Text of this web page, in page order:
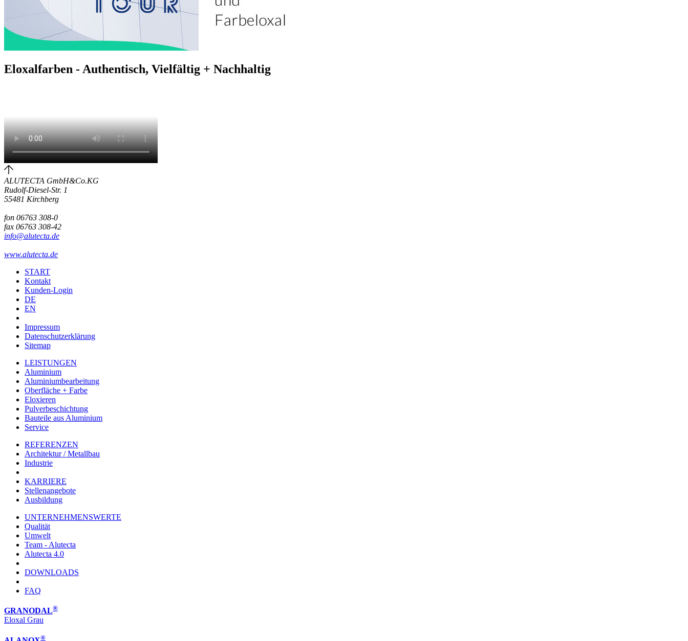
Eloxalfarben - Authentisch, Vielfältig + Nachhaltig
ALUTECTA GmbH&Co.KG
Rudolf-Diesel-Str. 1
55481 Kirchberg
fon 06763 308-0
fax 06763 308-42
info@alutecta.de
www.alutecta.de
START
Kontakt
Kunden-Login
DE
EN
Impressum
Datenschutzerklärung
Sitemap
LEISTUNGEN
Aluminium
Aluminiumbearbeitung
Oberfläche + Farbe
Eloxieren
Pulverbeschichtung
Bauteile aus Aluminium
Service
REFERENZEN
Architektur / Metallbau
Industrie
KARRIERE
Stellenangebote
Ausbildung
UNTERNEHMENSWERTE
Qualität
Umwelt
Team - Alutecta
Alutecta 4.0
DOWNLOADS
FAQ
GRANODAL®
Eloxal Grau
®